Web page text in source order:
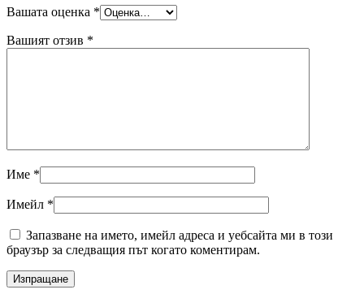
Вашата оценка *
Вашият отзив *
Име *
Имейл *
Запазване на името, имейл адреса и уебсайта ми в този
браузър за следващия път когато коментирам.